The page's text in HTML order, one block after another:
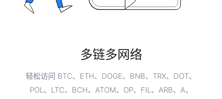
多链多网络
轻松访问 BTC、ETH、DOGE、BNB、TRX、DOT、
POL、LTC、BCH、ATOM、OP、FIL、ARB、A、